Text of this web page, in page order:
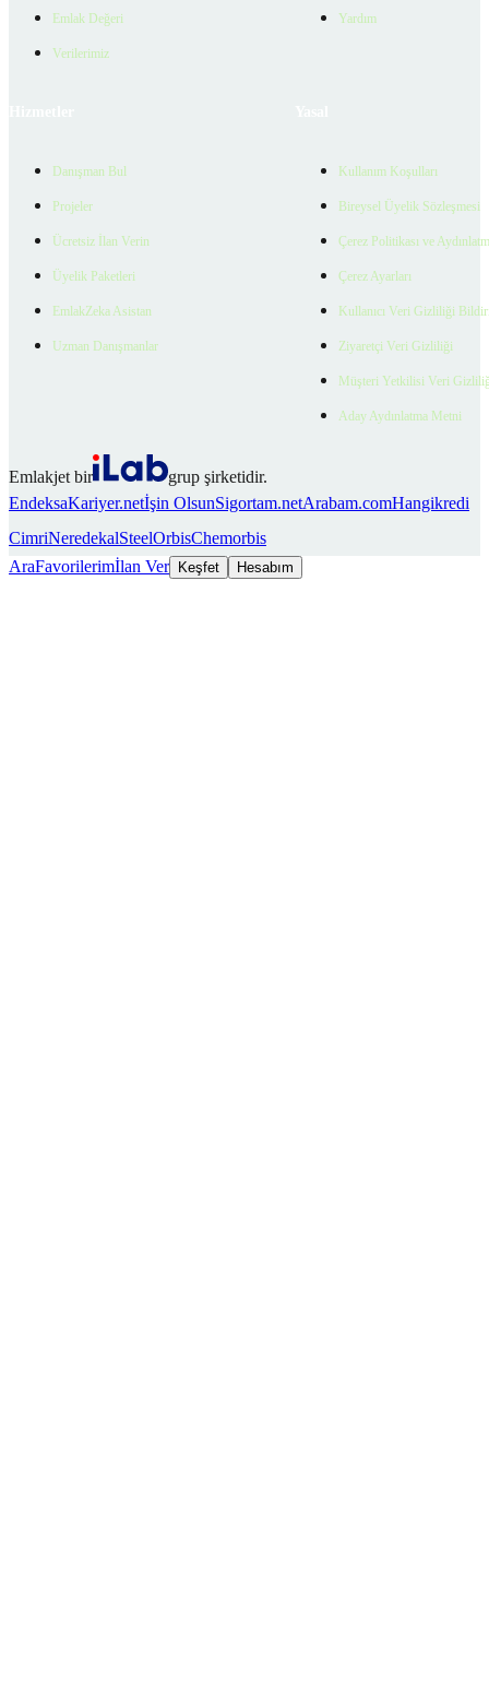
Emlak Değeri
Verilerimiz
Yardım
Danışman Bul
Projeler
Ücretsiz İlan Verin
Üyelik Paketleri
EmlakZeka Asistan
Uzman Danışmanlar
Kullanım Koşulları
Bireysel Üyelik Sözleşmesi
Çerez Politikası ve
Çerez Ayarları
Kullanıcı Veri Gizliliği
Ziyaretçi Veri Gizliliği
Müşteri Yetkilisi Veri
Aday Aydınlatma Metni
Emlakjet bir
grup şirketidir.
EndeksaKariyer.netİşin OlsunSigortam.netArabam.comHangikredi
CimriNeredekalSteelOrbisChemorbis
AraFavorilerimİlan Ver Keşfet Hesabım